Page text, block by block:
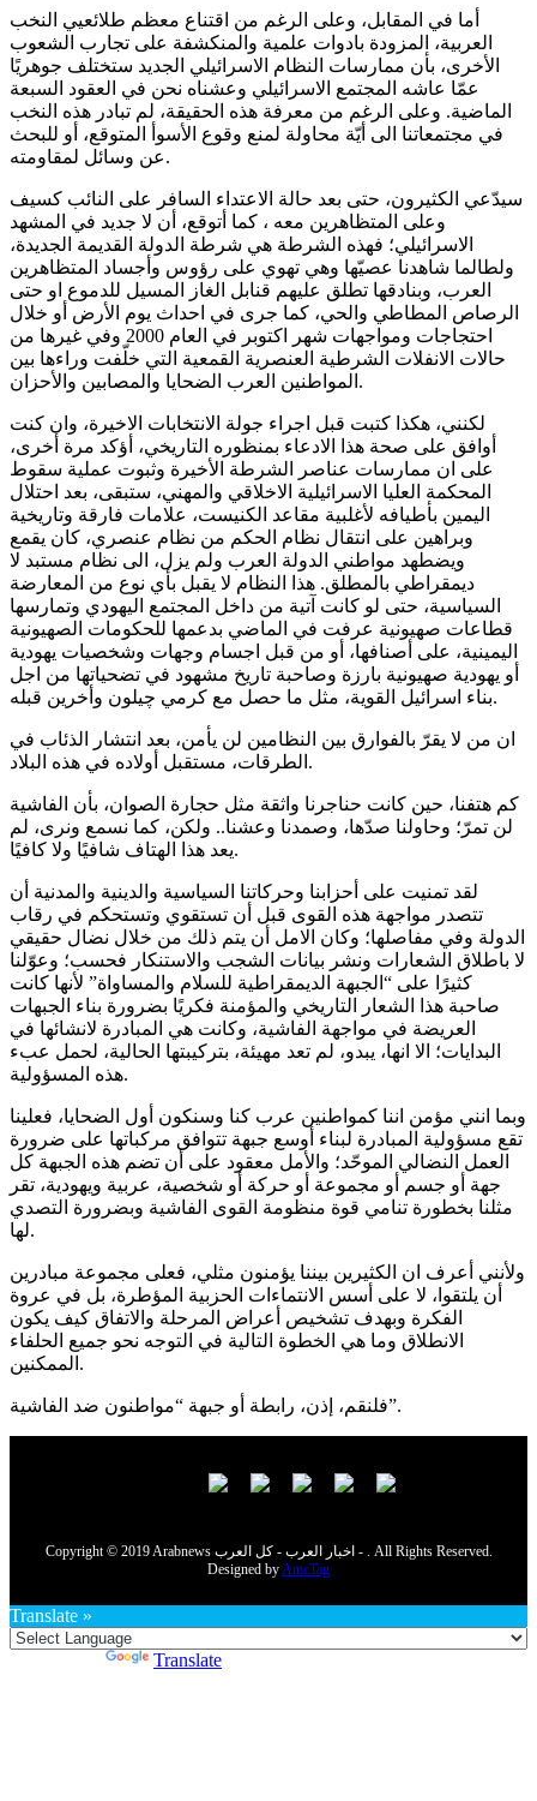
أما في المقابل، وعلى الرغم من اقتناع معظم طلائعيي النخب
العربية، المزودة بادوات علمية والمنكشفة على تجارب الشعوب
الأخرى، بأن ممارسات النظام الاسرائيلي الجديد ستختلف جوهريًا
عمّا عاشه المجتمع الاسرائيلي وعشناه نحن في العقود السبعة
الماضية. وعلى الرغم من معرفة هذه الحقيقة، لم تبادر هذه النخب
في مجتمعاتنا الى أيّة محاولة لمنع وقوع الأسوأ المتوقع، أو للبحث
عن وسائل لمقاومته.
سيدّعي الكثيرون، حتى بعد حالة الاعتداء السافر على النائب كسيف
وعلى المتظاهرين معه ، كما أتوقع، أن لا جديد في المشهد
الاسرائيلي؛ فهذه الشرطة هي شرطة الدولة القديمة الجديدة،
ولطالما شاهدنا عصيّها وهي تهوي على رؤوس وأجساد المتظاهرين
العرب، وبنادقها تطلق عليهم قنابل الغاز المسيل للدموع او حتى
الرصاص المطاطي والحي، كما جرى في احداث يوم الأرض أو خلال
احتجاجات ومواجهات شهر اكتوبر في العام 2000 وفي غيرها من
حالات الانفلات الشرطية العنصرية القمعية التي خلّفت وراءها بين
المواطنين العرب الضحايا والمصابين والأحزان.
لكنني، هكذا كتبت قبل اجراء جولة الانتخابات الاخيرة، وان كنت
أوافق على صحة هذا الادعاء بمنظوره التاريخي، أؤكد مرة أخرى،
على ان ممارسات عناصر الشرطة الأخيرة وثبوت عملية سقوط
المحكمة العليا الاسرائيلية الاخلاقي والمهني، ستبقى، بعد احتلال
اليمين بأطيافه لأغلبية مقاعد الكنيست، علامات فارقة وتاريخية
وبراهين على انتقال نظام الحكم من نظام عنصري، كان يقمع
ويضطهد مواطني الدولة العرب ولم يزل، الى نظام مستبد لا
ديمقراطي بالمطلق. هذا النظام لا يقبل بأي نوع من المعارضة
السياسية، حتى لو كانت آتية من داخل المجتمع اليهودي وتمارسها
قطاعات صهيونية عرفت في الماضي بدعمها للحكومات الصهيونية
اليمينية، على أصنافها، أو من قبل اجسام وجهات وشخصيات يهودية
أو يهودية صهيونية بارزة وصاحبة تاريخ مشهود في تضحياتها من اجل
بناء اسرائيل القوية، مثل ما حصل مع كرمي چيلون وأخرين قبله.
ان من لا يقرّ بالفوارق بين النظامين لن يأمن، بعد انتشار الذئاب في
الطرقات، مستقبل أولاده في هذه البلاد.
كم هتفنا، حين كانت حناجرنا واثقة مثل حجارة الصوان، بأن الفاشية
لن تمرّ؛ وحاولنا صدّها، وصمدنا وعشنا.. ولكن، كما نسمع ونرى، لم
يعد هذا الهتاف شافيًا ولا كافيًا.
لقد تمنيت على أحزابنا وحركاتنا السياسية والدينية والمدنية أن
تتصدر مواجهة هذه القوى قبل أن تستقوي وتستحكم في رقاب
الدولة وفي مفاصلها؛ وكان الامل أن يتم ذلك من خلال نضال حقيقي
لا باطلاق الشعارات ونشر بيانات الشجب والاستنكار فحسب؛ وعوّلنا
كثيرًا على “الجبهة الديمقراطية للسلام والمساواة” لأنها كانت
صاحبة هذا الشعار التاريخي والمؤمنة فكريًا بضرورة بناء الجبهات
العريضة في مواجهة الفاشية، وكانت هي المبادرة لانشائها في
البدايات؛ الا انها، يبدو، لم تعد مهيئة، بتركيبتها الحالية، لحمل عبء
هذه المسؤولية.
وبما انني مؤمن اننا كمواطنين عرب كنا وسنكون أول الضحايا، فعلينا
تقع مسؤولية المبادرة لبناء أوسع جبهة تتوافق مركباتها على ضرورة
العمل النضالي الموحّد؛ والأمل معقود على أن تضم هذه الجبهة كل
جهة أو جسم أو مجموعة أو حركة أو شخصية، عربية ويهودية، تقر
مثلنا بخطورة تنامي قوة منظومة القوى الفاشية وبضرورة التصدي
لها.
ولأنني أعرف ان الكثيرين بيننا يؤمنون مثلي، فعلى مجموعة مبادرين
أن يلتقوا، لا على أسس الانتماءات الحزبية المؤطرة، بل في عروة
الفكرة وبهدف تشخيص أعراض المرحلة والاتفاق كيف يكون
الانطلاق وما هي الخطوة التالية في التوجه نحو جميع الحلفاء
الممكنين.
فلنقم، إذن، رابطة أو جبهة “مواطنون ضد الفاشية”.
Copyright © 2019 Arabnews اخبار العرب - كل العرب - . All Rights Reserved.
Designed byAmcTag
Translate »
Translate